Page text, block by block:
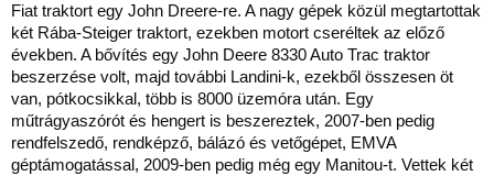
Fiat traktort egy John Dreere-re. A nagy gépek közül megtartottak
két Rába-Steiger traktort, ezekben motort cseréltek az előző
években. A bővítés egy John Deere 8330 Auto Trac traktor
beszerzése volt, majd további Landini-k, ezekből összesen öt
van, pótkocsikkal, több is 8000 üzemóra után. Egy
műtrágyaszórót és hengert is beszereztek, 2007-ben pedig
rendfelszedő, rendképző, bálázó és vetőgépet, EMVA
géptámogatással, 2009-ben pedig még egy Manitou-t. Vettek két